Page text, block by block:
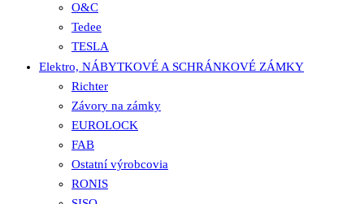
O&C
Tedee
TESLA
Elektro, NÁBYTKOVÉ A SCHRÁNKOVÉ ZÁMKY
Richter
Závory na zámky
EUROLOCK
FAB
Ostatní výrobcovia
RONIS